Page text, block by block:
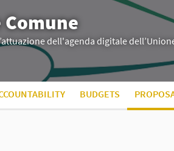
dell'agenda digitale
BUDGETS